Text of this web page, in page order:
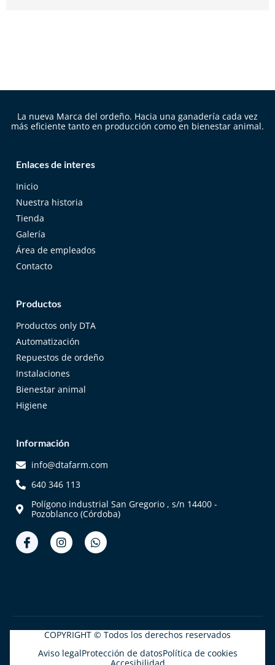
La nueva Marca del ordeño. Hacia una ganadería cada vez
más eficiente tanto en producción como en bienestar animal.
Enlaces de interes
Inicio
Nuestra historia
Tienda
Galería
Área de empleados
Contacto
Productos
Productos only DTA
Automatización
Repuestos de ordeño
Instalaciones
Bienestar animal
Higiene
Información
info@dtafarm.com
640 346 113
Polígono industrial San Gregorio , s/n 14400 -
Pozoblanco (Córdoba)
COPYRIGHT © Todos los derechos reservados
Aviso legalProtección de datosPolítica de cookies